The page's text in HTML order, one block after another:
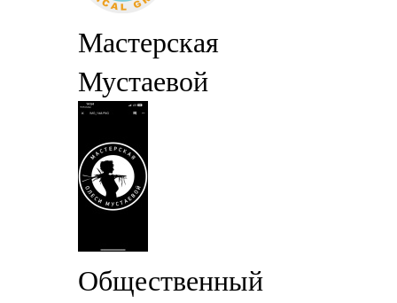
Мастерская
Мустаевой
Общественный